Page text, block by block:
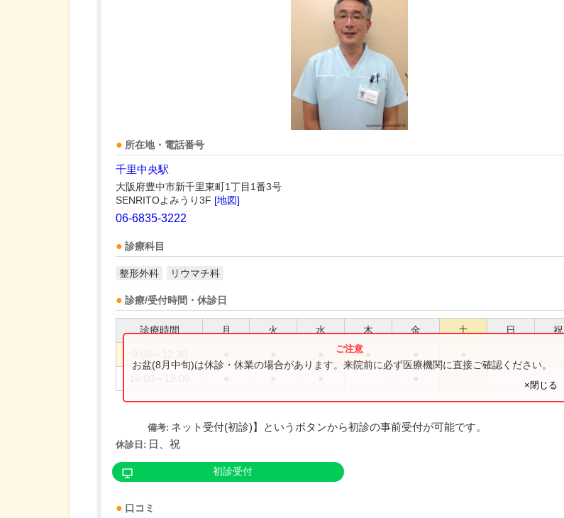
所在地・電話番号
千里中央駅
大阪府豊中市新千里東町1丁目1番3号
SENRITOよみうり3F [地図]
06-6835-3222
診療科目
整形外科 リウマチ科
診療/受付時間・休診日
診療時間 月 火 水 木 金 土 日 祝
お盆(8月中旬)は休診・休業の場合があります。来院前に必ず医療機関に直接ご確認ください。
×閉じる
備考: ネット受付(初診)】というボタンから初診の事前受付が可能です。
休診日: 日、祝
初診受付
口コミ